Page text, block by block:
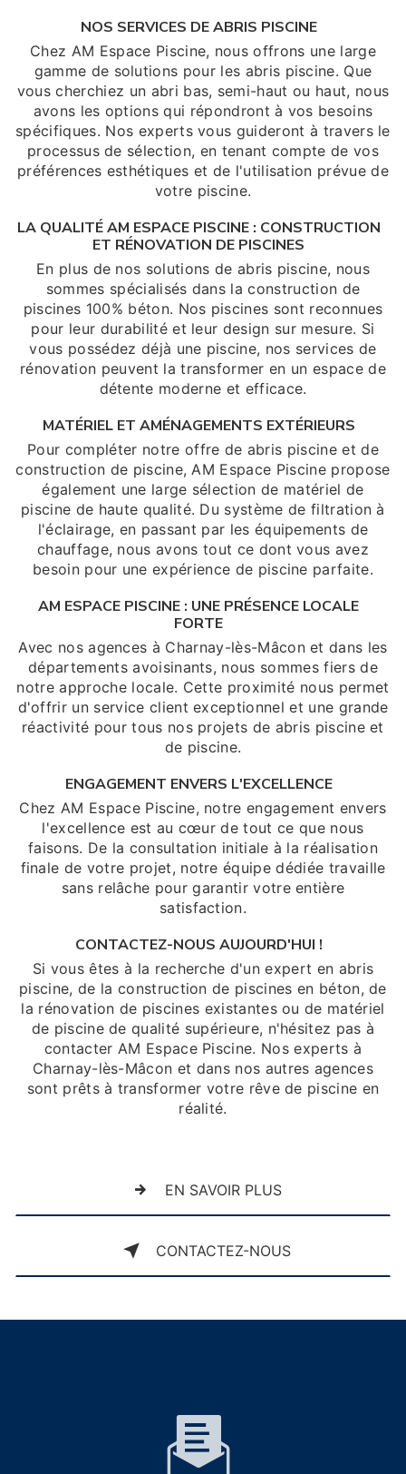
NOS SERVICES DE ABRIS PISCINE
Chez AM Espace Piscine, nous offrons une large
gamme de solutions pour les abris piscine. Que
vous cherchiez un abri bas, semi-haut ou haut, nous
avons les options qui répondront à vos besoins
spécifiques. Nos experts vous guideront à travers le
processus de sélection, en tenant compte de vos
préférences esthétiques et de l'utilisation prévue de
votre piscine.
LA QUALITÉ AM ESPACE PISCINE : CONSTRUCTION
ET RÉNOVATION DE PISCINES
En plus de nos solutions de abris piscine, nous
sommes spécialisés dans la construction de
piscines 100% béton. Nos piscines sont reconnues
pour leur durabilité et leur design sur mesure. Si
vous possédez déjà une piscine, nos services de
rénovation peuvent la transformer en un espace de
détente moderne et efficace.
MATÉRIEL ET AMÉNAGEMENTS EXTÉRIEURS
Pour compléter notre offre de abris piscine et de
construction de piscine, AM Espace Piscine propose
également une large sélection de matériel de
piscine de haute qualité. Du système de filtration à
l'éclairage, en passant par les équipements de
chauffage, nous avons tout ce dont vous avez
besoin pour une expérience de piscine parfaite.
AM ESPACE PISCINE : UNE PRÉSENCE LOCALE
FORTE
Avec nos agences à Charnay-lès-Mâcon et dans les
départements avoisinants, nous sommes fiers de
notre approche locale. Cette proximité nous permet
d'offrir un service client exceptionnel et une grande
réactivité pour tous nos projets de abris piscine et
de piscine.
ENGAGEMENT ENVERS L'EXCELLENCE
Chez AM Espace Piscine, notre engagement envers
l'excellence est au cœur de tout ce que nous
faisons. De la consultation initiale à la réalisation
finale de votre projet, notre équipe dédiée travaille
sans relâche pour garantir votre entière
satisfaction.
CONTACTEZ-NOUS AUJOURD'HUI !
Si vous êtes à la recherche d'un expert en abris
piscine, de la construction de piscines en béton, de
la rénovation de piscines existantes ou de matériel
de piscine de qualité supérieure, n'hésitez pas à
contacter AM Espace Piscine. Nos experts à
Charnay-lès-Mâcon et dans nos autres agences
sont prêts à transformer votre rêve de piscine en
réalité.
EN SAVOIR PLUS
CONTACTEZ-NOUS